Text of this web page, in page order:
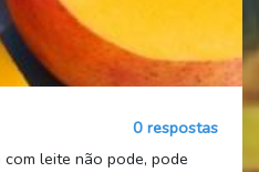
0 respostas
com leite não pode, pode